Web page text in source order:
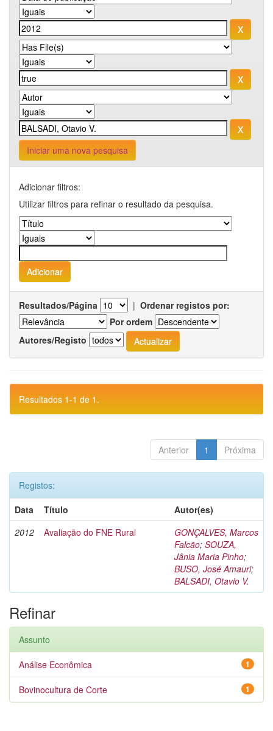
Iniciar uma nova pesquisa
Adicionar filtros:
Utilizar filtros para refinar o resultado da pesquisa.
Resultados/Página | Ordenar registos por:
Por ordem
Autores/Registo
Resultados 1-1 de 1.
Anterior 1 Próxima
Registos:
Data
Título
Autor(es)
2012
Avaliação do FNE Rural
GONÇALVES, Marcos
Falcão; SOUZA,
Jânia Maria Pinho;
BUSO, José Amauri;
BALSADI, Otavio V.
Refinar
Assunto
1
Análise Econômica
1
Bovinocultura de Corte